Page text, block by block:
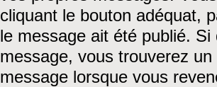
cliquant le bouton adéquat,
le message ait été publié. Si
message, vous trouverez
message lorsque vous